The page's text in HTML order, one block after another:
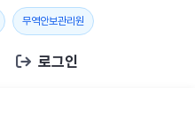
창 열기무역안보관리원 새 창 열기
로그인